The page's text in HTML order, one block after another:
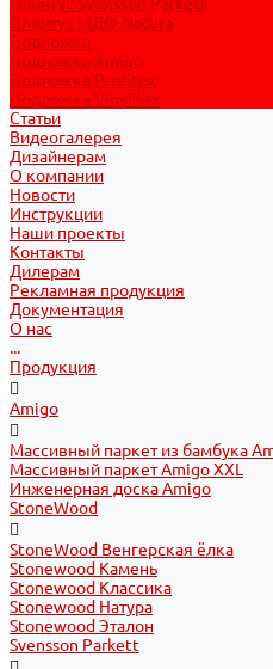
Плинтус МДФ Natura
Подложка
Подложка Amigo
Подложка Profitex
Подложка VinyFlex
Статьи
Видеогалерея
Дизайнерам
О компании
Новости
Инструкции
Наши проекты
Контакты
Дилерам
Рекламная продукция
Документация
О нас
...
Продукция
Amigo
Массивный паркет из бамбука
Массивный паркет Amigo XXL
Инженерная доска Amigo
StoneWood
StoneWood Венгерская ёлка
Stonewood Камень
Stonewood Классика
Stonewood Натура
Stonewood Эталон
Svensson Parkett